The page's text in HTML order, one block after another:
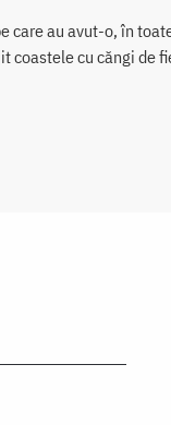
care au avut-o, în
cu căngi de